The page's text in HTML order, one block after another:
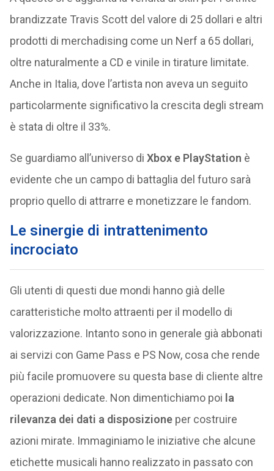
brandizzate Travis Scott del valore di 25 dollari e altri
prodotti di merchadising come un Nerf a 65 dollari,
oltre naturalmente a CD e vinile in tirature limitate.
Anche in Italia, dove l’artista non aveva un seguito
particolarmente significativo la crescita degli stream
è stata di oltre il 33%.
Se guardiamo all’universo di Xbox e PlayStation è
evidente che un campo di battaglia del futuro sarà
proprio quello di attrarre e monetizzare le fandom.
Le sinergie di intrattenimento
incrociato
Gli utenti di questi due mondi hanno già delle
caratteristiche molto attraenti per il modello di
valorizzazione. Intanto sono in generale già abbonati
ai servizi con Game Pass e PS Now, cosa che rende
più facile promuovere su questa base di cliente altre
operazioni dedicate. Non dimentichiamo poi la
rilevanza dei dati a disposizioneper costruire
azioni mirate. Immaginiamo le iniziative che alcune
etichette musicali hanno realizzato in passato con